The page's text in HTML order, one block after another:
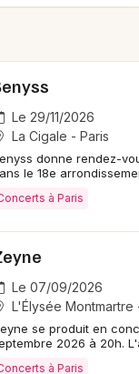
Le 29/11/2026
La Cigale - Paris
donne rendez-
le 18e
à Paris
Le 07/09/2026
L'Élysée Montmartre
se produit en
2026 à 20h.
à Paris